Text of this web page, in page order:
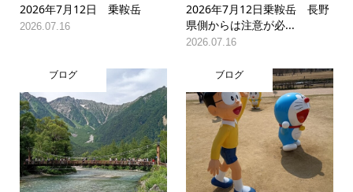
2026年7月12日 乗鞍岳
2026.07.16
2026年7月12日乗鞍岳 長野
県側からは注意が必...
2026.07.16
ブログ ブログ